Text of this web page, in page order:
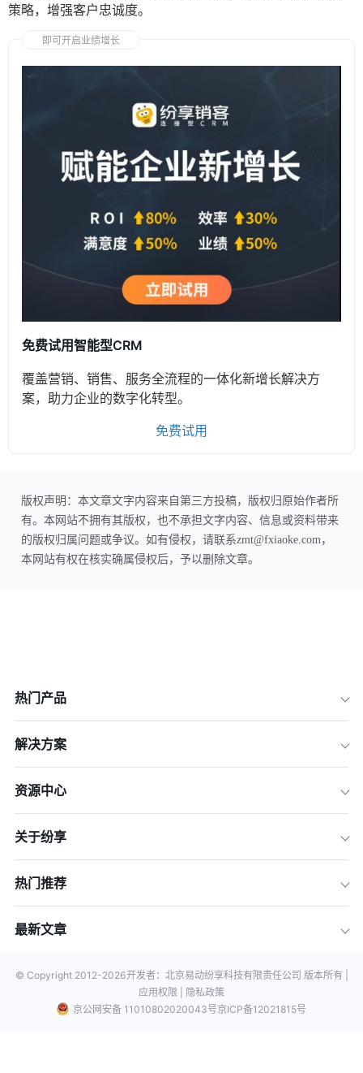
策略，增强客户忠诚度。
即可开启业绩增长
免费试用智能型CRM
覆盖营销、销售、服务全流程的一体化新增长解决方
案，助力企业的数字化转型。
免费试用
版权声明：本文章文字内容来自第三方投稿，版权归原始作者所
有。本网站不拥有其版权，也不承担文字内容、信息或资料带来
的版权归属问题或争议。如有侵权，请联系zmt@fxiaoke.com，
本网站有权在核实确属侵权后，予以删除文章。
热门产品
解决方案
资源中心
关于纷享
热门推荐
最新文章
© Copyright 2012-2026开发者：北京易动纷享科技有限责任公司 版本所有 |
应用权限 |
隐私政策
京公网安备 11010802020043号京ICP备12021815号